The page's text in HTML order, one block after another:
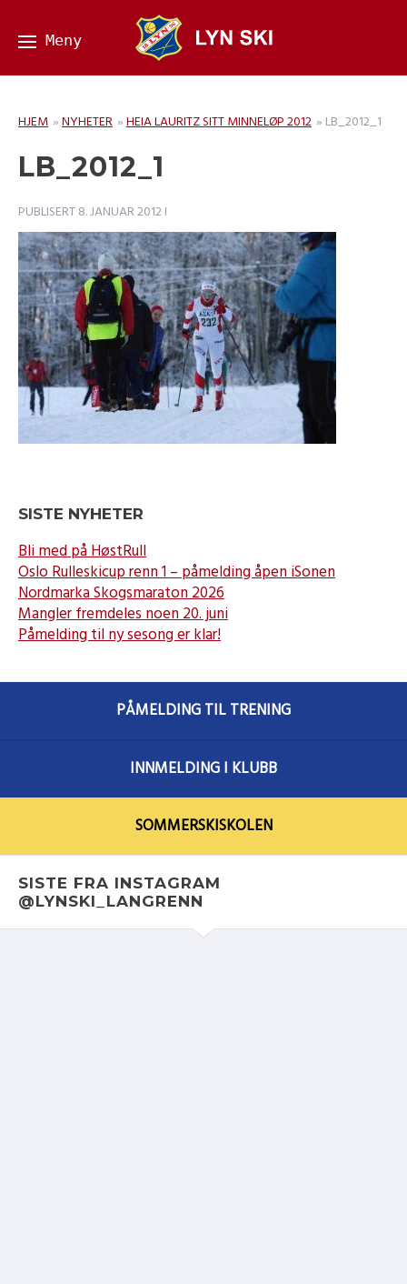
HJEM »NYHETER »HEIA LAURITZ SITT MINNELØP 2012 » LB_2012_1
LB_2012_1
PUBLISERT8. JANUAR 2012I
SISTE NYHETER
Bli med på HøstRull
Oslo Rulleskicup renn 1 – påmelding åpen iSonen
Nordmarka Skogsmaraton 2026
Mangler fremdeles noen 20. juni
Påmelding til ny sesong er klar!
PÅMELDING TIL TRENING
INNMELDING I KLUBB
SOMMERSKISKOLEN
SISTE FRA INSTAGRAM
@LYNSKI_LANGRENN